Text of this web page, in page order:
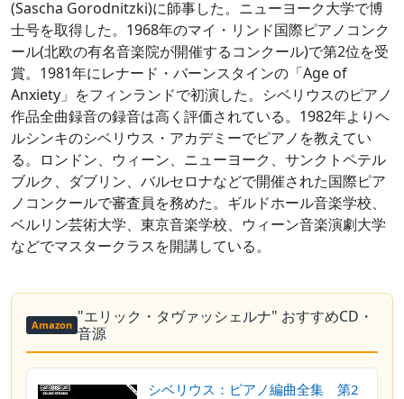
(Sascha Gorodnitzki)に師事した。ニューヨーク大学で博
士号を取得した。1968年のマイ・リンド国際ピアノコンク
ール(北欧の有名音楽院が開催するコンクール)で第2位を受
賞。1981年にレナード・バーンスタインの「Age of
Anxiety」をフィンランドで初演した。シベリウスのピアノ
作品全曲録音の録音は高く評価されている。1982年よりヘ
ルシンキのシベリウス・アカデミーでピアノを教えてい
る。ロンドン、ウィーン、ニューヨーク、サンクトペテル
ブルク、ダブリン、バルセロナなどで開催された国際ピア
ノコンクールで審査員を務めた。ギルドホール音楽学校、
ベルリン芸術大学、東京音楽学校、ウィーン音楽演劇大学
などでマスタークラスを開講している。
Amazon "エリック・タヴァッシェルナ" おすすめCD・
音源
シベリウス：ピアノ編曲全集 第2